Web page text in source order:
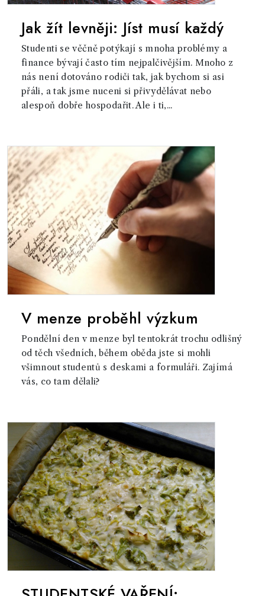
Jak žít levněji: Jíst musí každý
Studenti se věčně potýkají s mnoha problémy a
finance bývají často tím nejpalčivějším. Mnoho z
nás není dotováno rodiči tak, jak bychom si asi
přáli, a tak jsme nuceni si přivydělávat nebo
alespoň dobře hospodařit. Ale i ti,...
V menze proběhl výzkum
Pondělní den v menze byl tentokrát trochu odlišný
od těch všedních, během oběda jste si mohli
všimnout studentů s deskami a formuláři. Zajímá
vás, co tam dělali?